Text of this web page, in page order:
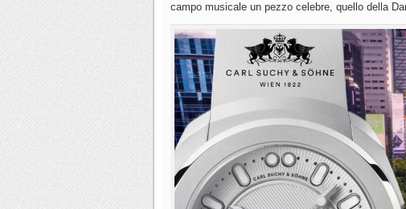
campo musicale un pezzo celebre, quello della